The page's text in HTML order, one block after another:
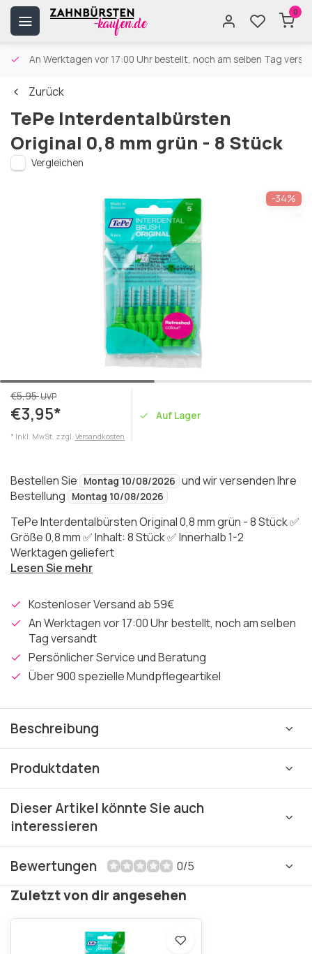
0
An Werktagen vor 17:00 Uhr bestellt, noch am selben Tag
Zurück
TePe Interdentalbürsten
Original 0,8 mm grün - 8 Stück
Vergleichen
-34%
€5,95UVP
€3,95*
* Inkl. MwSt. zzgl. Versandkosten
Auf Lager
Bestellen Sie Montag 10/08/2026 und wir versenden Ihre
Bestellung
Montag 10/08/2026
TePe Interdentalbürsten Original 0,8 mm grün - 8 Stück ✅
Größe 0,8 mm ✅ Inhalt: 8 Stück ✅ Innerhalb 1-2
Werktagen geliefert
Lesen Sie mehr
Kostenloser Versand ab 59€
An Werktagen vor 17:00 Uhr bestellt, noch am selben
Tag versandt
Persönlicher Service und Beratung
Über 900 spezielle Mundpflegeartikel
Beschreibung
Produktdaten
Dieser Artikel könnte Sie auch
interessieren
Bewertungen 0/5
Zuletzt von dir angesehen